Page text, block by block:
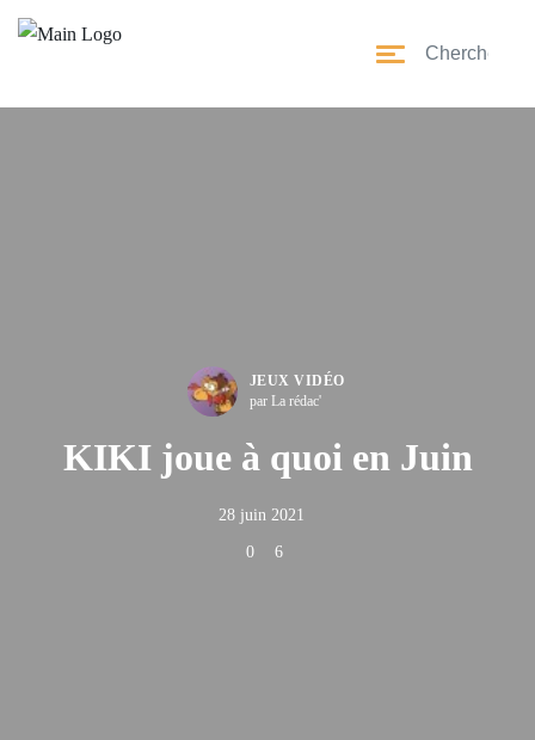
JEUX VIDÉO
par La rédac'
KIKI joue à quoi en Juin
28 juin 2021
0 6